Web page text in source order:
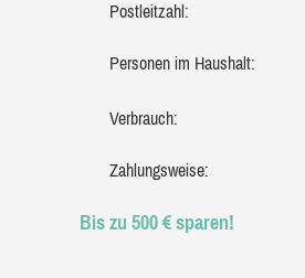
Postleitzahl:
Personen im Haushalt:
Verbrauch:
Zahlungsweise:
Bis zu 500 € sparen!